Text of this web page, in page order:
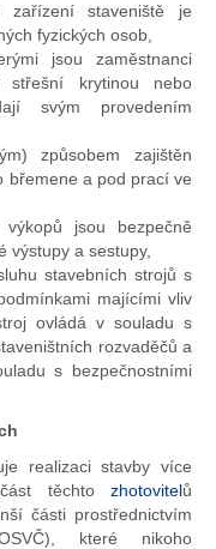
zařízení staveniště je
fyzických osob,
jsou zaměstnanci
střešní krytinou nebo
svým provedením
způsobem zajištěn
břemene a pod prací ve
jsou bezpečně
výstupy a sestupy,
stavebních strojů s
majícími vliv
ovládá v souladu s
rozvaděčů a
s bezpečnostními
realizaci stavby více
část těchto zhotovitelů
části prostřednictvím
které nikoho